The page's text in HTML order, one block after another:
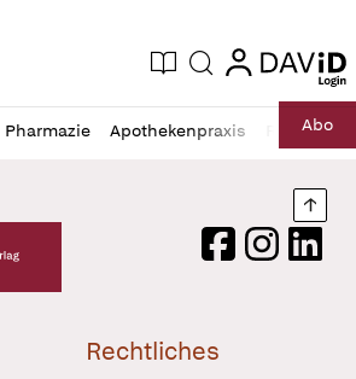
Zeitung
Aktuelle Ausgabe
Suche login
login
Pharmazie Apothekenpraxis RechtAbo
Verlag Logo
FacebookInstagram
Rechtliches